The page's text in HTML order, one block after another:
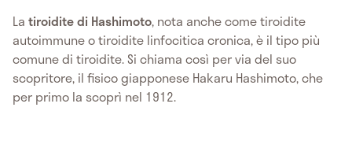
La tiroidite di Hashimoto, nota anche come tiroidite
autoimmune o tiroidite linfocitica cronica, è il tipo più
comune di tiroidite. Si chiama così per via del suo
scopritore, il fisico giapponese Hakaru Hashimoto, che
per primo la scoprì nel 1912.